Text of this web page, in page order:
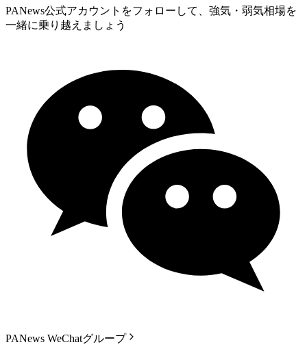
PANews公式アカウントをフォローして、強気・弱気相場を
一緒に乗り越えましょう
PANews WeChatグループ